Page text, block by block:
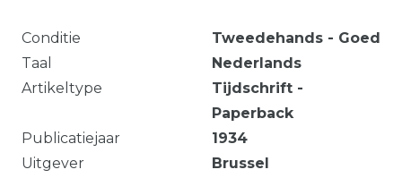
Conditie
Tweedehands - Goed
Taal
Nederlands
Artikeltype
Tijdschrift -
Paperback
Publicatiejaar
1934
Uitgever
Brussel